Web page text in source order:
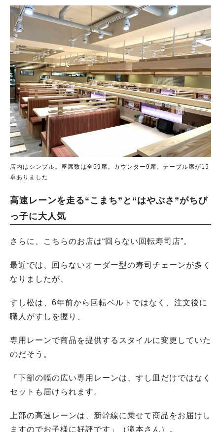
店内はシンプル。座席数は全59席。カウンター9席、テーブル席が15
卓ありました
高速レーンを走る“こまち”と“はやぶさ”がちび
っ子に大人気
さらに、こちらのお店は“回らない回転寿司店”。
最近では、回らないオーダー型の寿司チェーンが多く
なりましたが、
すし松は、6年前から回転ベルトではなく、注文後に
職人がすしを握り、
専用レーンで商品を提供するスタイルに変更していた
のだそう。
「下部の幅の広い専用レーンは、すし皿だけではなく
セットも届けられます。
上部の高速レーンは、新幹線に乗せて商品をお届けし
ますのでお子様に好評です」（滝本さん）。